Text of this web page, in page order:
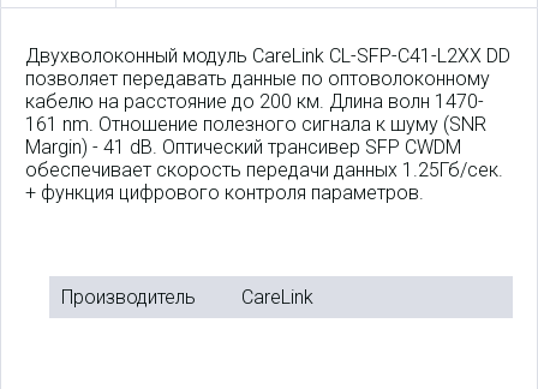
Двухволоконный модуль CareLink CL-SFP-C41-L2XX DD
позволяет передавать данные по оптоволоконному
кабелю на расстояние до 200 км. Длина волн 1470-
161 nm. Отношение полезного сигнала к шуму (SNR
Margin) - 41 dB. Оптический трансивер SFP CWDM
обеспечивает скорость передачи данных 1.25Гб/сек.
+ функция цифрового контроля параметров.
Производитель CareLink